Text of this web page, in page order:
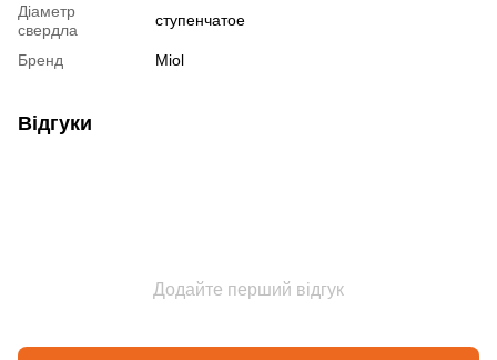
Діаметр
свердла
ступенчатое
Бренд Miol
Відгуки
Додайте перший відгук